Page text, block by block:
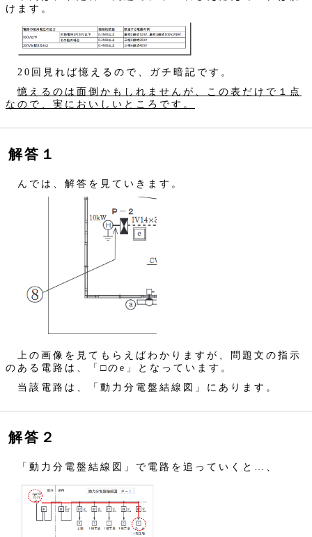
けます。
20回見れば憶えるので、ガチ暗記です。
憶えるのは面倒かもしれませんが、この表だけで１点
なので、実においしいところです。
解答１
んでは、解答を見ていきます。
上の画像を見てもらえばわかりますが、問題文の指示
のある電路は、「□のe」となっています。
当該電路は、「動力分電盤結線図」にあります。
解答２
「動力分電盤結線図」で電路を追っていくと…、